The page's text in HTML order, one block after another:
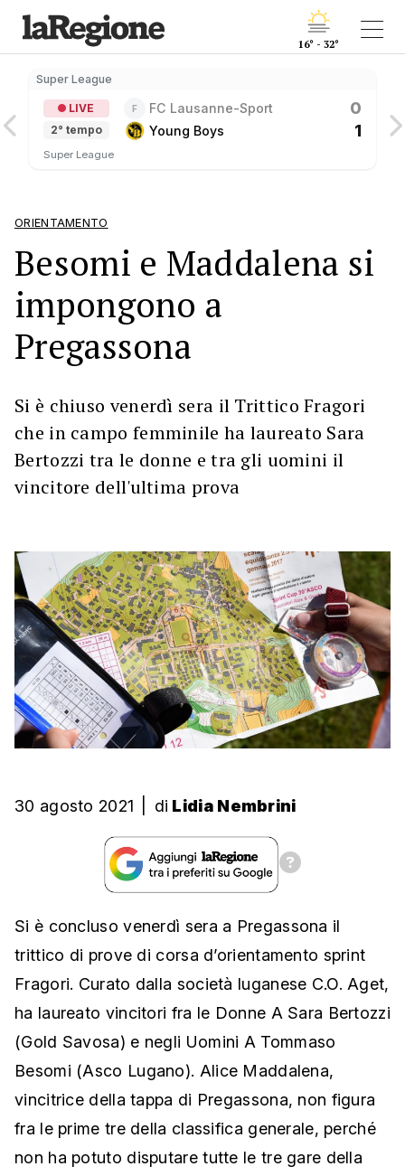
16° - 32°
Super League
LIVE
2° tempo
F FC Lausanne-Sport 0
Young Boys 1
Super League
ORIENTAMENTO
Besomi e Maddalena si
impongono a
Pregassona
Si è chiuso venerdì sera il Trittico Fragori
che in campo femminile ha laureato Sara
Bertozzi tra le donne e tra gli uomini il
vincitore dell'ultima prova
30 agosto 2021 di Lidia Nembrini
Si è concluso venerdì sera a Pregassona il
trittico di prove di corsa d’orientamento sprint
Fragori. Curato dalla società luganese C.O. Aget,
ha laureato vincitori fra le Donne A Sara Bertozzi
(Gold Savosa) e negli Uomini A Tommaso
Besomi (Asco Lugano). Alice Maddalena,
vincitrice della tappa di Pregassona, non figura
fra le prime tre della classifica generale, perché
non ha potuto disputare tutte le tre gare della